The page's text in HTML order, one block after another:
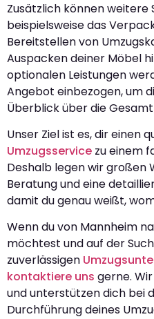
Zusätzlich können weitere
beispielsweise das
Bereitstellen von
Auspacken deiner Möbel
optionalen Leistungen
Angebot einbezogen, um
Überblick über die
Unser Ziel ist es, dir einen
Umzugsservice zu einem
Deshalb legen wir großen
Beratung und eine
damit du genau weißt,
Wenn du von Mannheim
möchtest und auf der
zuverlässigen
kontaktiere uns gerne.
und unterstützen dich bei
Durchführung deines